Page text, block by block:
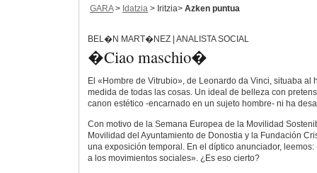
GARA> Idatzia > Iritzia> Azken puntua
BEL�N MART�NEZ | ANALISTA SOCIAL
�Ciao maschio�
El «Hombre de Vitrubio», de Leonardo da Vinci, situaba al
medida de todas las cosas. Un ideal de belleza con
canon estético -encarnado en un sujeto hombre- ni ha
Con motivo de la Semana Europea de la Movilidad
Movilidad del Ayuntamiento de Donostia y la Fundación
una exposición temporal. En el díptico anunciador,
a los movimientos sociales». ¿Es eso cierto?